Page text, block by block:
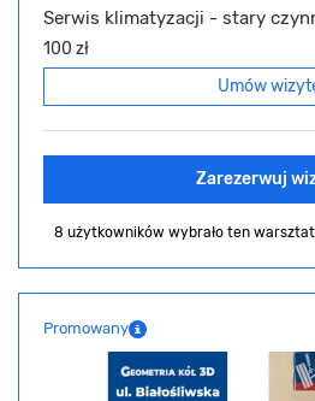
Serwis klimatyzacji - stary
100 zł
Umów
Zarezerwuj
8 użytkowników wybrało ten warsztat
Promowany